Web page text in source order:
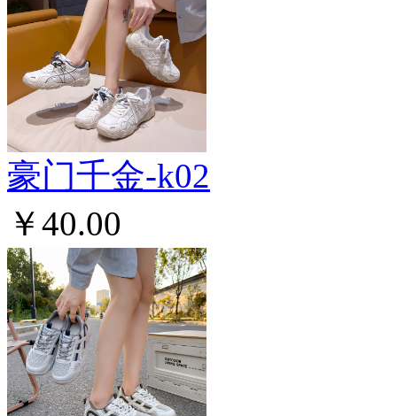
豪门千金-k02
￥40.00